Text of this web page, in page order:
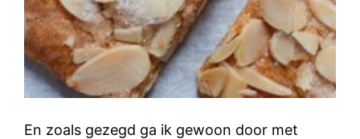
En zoals gezegd ga ik gewoon door met